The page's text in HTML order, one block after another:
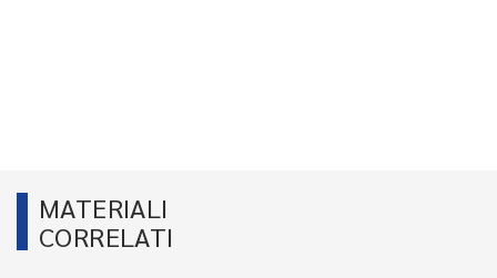
MATERIALI
CORRELATI